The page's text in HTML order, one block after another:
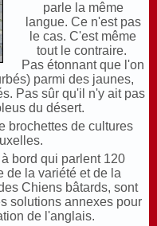
parle la même
langue. Ce n'est pas
le cas. C'est même
tout le contraire.
Pas étonnant que l'on
parmi des jaunes,
Pas sûr qu'il n'y ait pas
du désert.
brochettes de cultures
bord qui parlent 120
de la variété et de la
Chiens bâtards, sont
solutions annexes pour
de l'anglais.